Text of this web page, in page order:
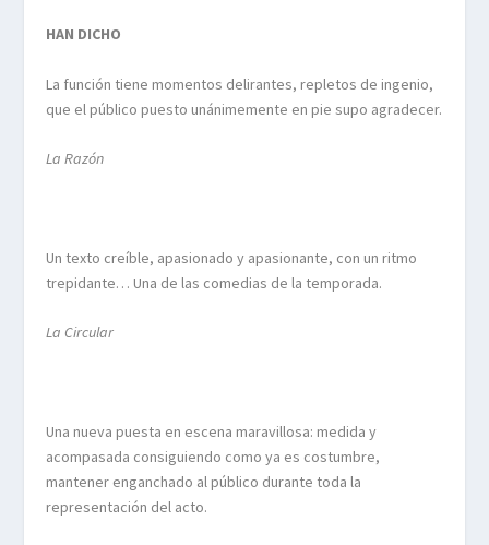
HAN DICHO
La función tiene momentos delirantes, repletos de ingenio,
que el público puesto unánimemente en pie supo agradecer.
La Razón
Un texto creíble, apasionado y apasionante, con un ritmo
trepidante… Una de las comedias de la temporada.
La Circular
Una nueva puesta en escena maravillosa: medida y
acompasada consiguiendo como ya es costumbre,
mantener enganchado al público durante toda la
representación del acto.